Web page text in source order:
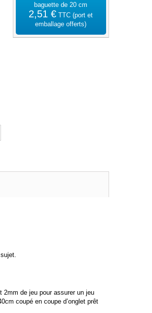
baguette de 20 cm
2,51 € TTC (port et
emballage offerts)
de jeu pour assurer un jeu
coupé en coupe d’onglet prêt